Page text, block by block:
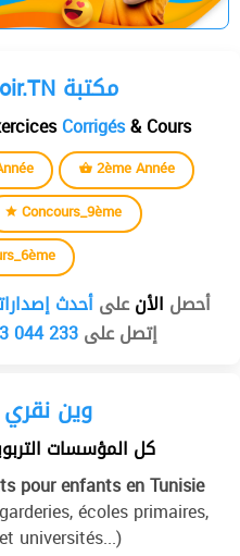
Librairie Devoir.TN مكتبة
Corrigés& Cours
2ème Année
Concours_9ème
أحصل الأنعلىأحدث
إتصل على044 233
🤔 وين
كل المؤسسات
pour enfants en Tunisie
écoles primaires,
universités...)